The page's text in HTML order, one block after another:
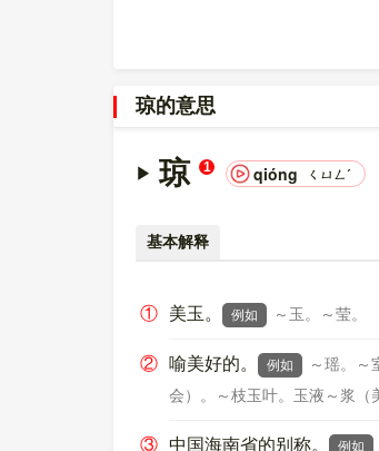
琼的意思
琼 1 qióng ㄑㄩㄥˊ
基本解释
① 美玉。 例如 ～玉。～莹。
② 喻美好的。 例如
～瑶。～
会）。～枝玉叶。玉液～浆（
③ 中国海南省的别称。 例如